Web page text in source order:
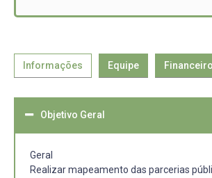
Informações Equipe Financeiro
Objetivo Geral
Geral
Realizar mapeamento das parcerias